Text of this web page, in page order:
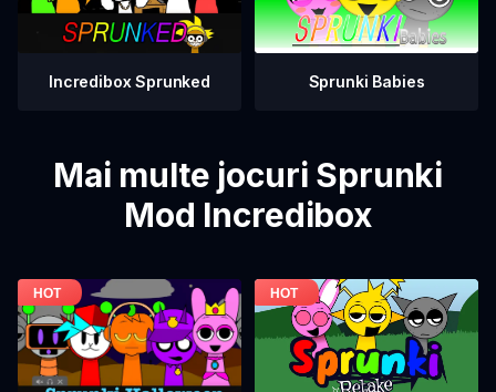
Incredibox Sprunked Sprunki Babies
Mai multe jocuri Sprunki
Mod Incredibox